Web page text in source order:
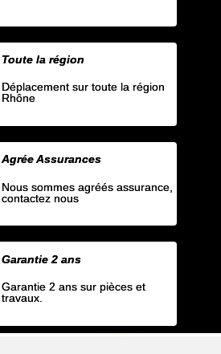
Toute la région
Déplacement sur toute la région
Rhône
Agrée Assurances
Nous sommes agréés assurance,
contactez nous
Garantie 2 ans
Garantie 2 ans sur pièces et
travaux.